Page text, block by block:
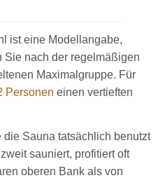
ist eine Modellangabe,
Sie nach der regelmäßigen
Maximalgruppe. Für
Personen einen vertieften
Sauna tatsächlich benutzt
sauniert, profitiert oft
oberen Bank als von